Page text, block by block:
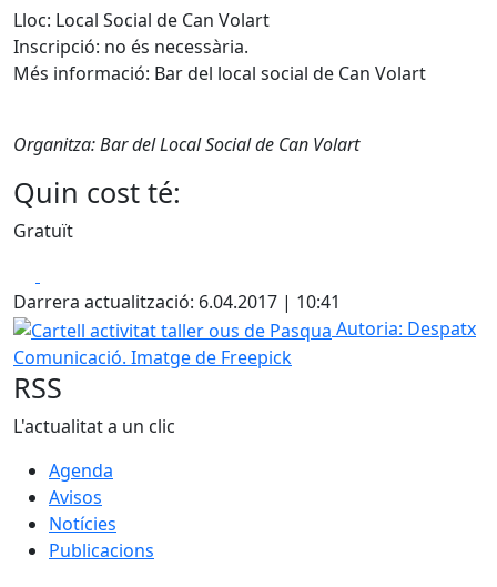
Lloc: Local Social de Can Volart
Inscripció: no és necessària.
Més informació: Bar del local social de Can Volart
Organitza: Bar del Local Social de Can Volart
Quin cost té:
Gratuït
Darrera actualització: 6.04.2017 | 10:41
Cartell activitat taller ous de Pasqua
Autoria: Despatx
Comunicació. Imatge de Freepick
RSS
L'actualitat a un clic
Agenda
Avisos
Notícies
Publicacions